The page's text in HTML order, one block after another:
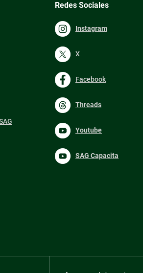
Redes Sociales
Instagram
X
Facebook
Threads
Youtube
SAG Capacita